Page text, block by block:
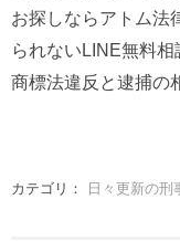
お探しならアトム法
られないLINE無料
商標法違反と逮捕の
カテゴリ： 日々更新の刑